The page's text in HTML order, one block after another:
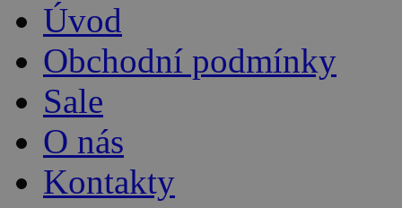
Úvod
Obchodní podmínky
Sale
O nás
Kontakty